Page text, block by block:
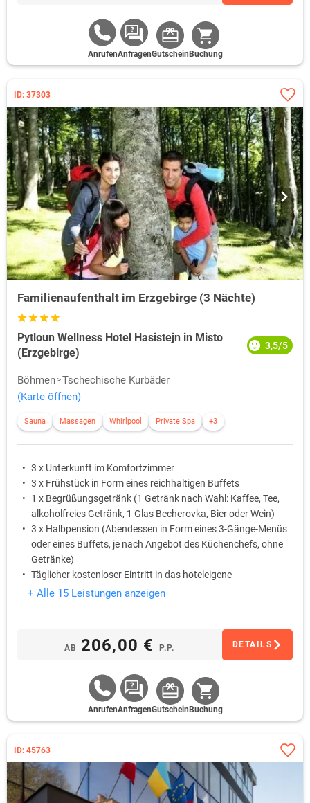
AnrufenAnfragenGutschein Buchung
ID: 37303
Familienaufenthalt im Erzgebirge (3 Nächte)
Pytloun Wellness Hotel Hasistejn in Misto
(Erzgebirge)
3,5/5
Böhmen Tschechische Kurbäder
(Karte öffnen)
Sauna Massagen Whirlpool Private Spa +3
3 x Unterkunft im Komfortzimmer
3 x Frühstück in Form eines reichhaltigen Buffets
1 x Begrüßungsgetränk (1 Getränk nach Wahl: Kaffee, Tee,
alkoholfreies Getränk, 1 Glas Becherovka, Bier oder Wein)
3 x Halbpension (Abendessen in Form eines 3-Gänge-Menüs
oder eines Buffets, je nach Angebot des Küchenchefs, ohne
Getränke)
Täglicher kostenloser Eintritt in das hoteleigene
Wellnesscenter von 08:00 bis 19:00 (Pool, finnische Sauna,
+ Alle 15 Leistungen anzeigen
AB 206,00 € P.P. DETAILS
AnrufenAnfragenGutschein Buchung
ID: 45763